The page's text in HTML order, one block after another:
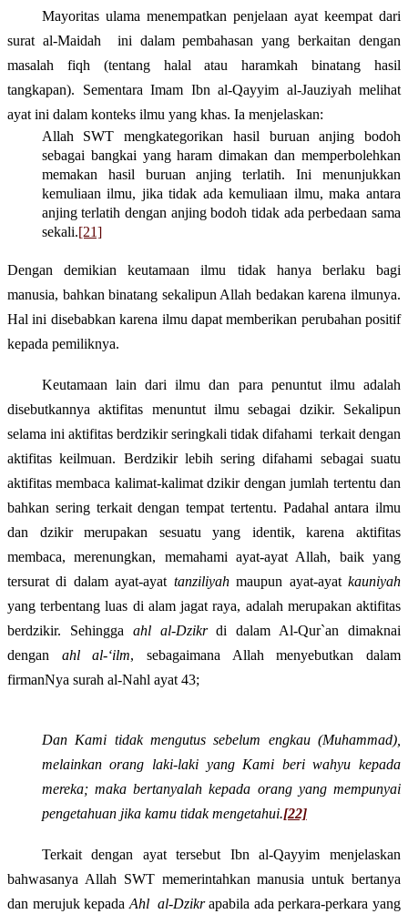
Mayoritas ulama menempatkan penjelaan ayat keempat dari
surat al-Maidah
ini dalam pembahasan yang berkaitan dengan
masalah fiqh (tentang halal atau haramkah binatang hasil
tangkapan). Sementara Imam Ibn al-Qayyim al-Jauziyah melihat
ayat ini dalam konteks ilmu yang khas. Ia menjelaskan:
Allah SWT mengkategorikan hasil buruan anjing bodoh
sebagai bangkai yang haram dimakan dan memperbolehkan
memakan hasil buruan anjing terlatih. Ini menunjukkan
kemuliaan ilmu, jika tidak ada kemuliaan ilmu, maka antara
anjing terlatih dengan anjing bodoh tidak ada perbedaan sama
sekali.[21]
Dengan demikian keutamaan ilmu tidak hanya berlaku bagi
manusia, bahkan binatang sekalipun Allah bedakan karena ilmunya.
Hal ini disebabkan karena ilmu dapat memberikan perubahan positif
kepada pemiliknya.
Keutamaan lain dari ilmu dan para penuntut ilmu adalah
disebutkannya aktifitas menuntut ilmu sebagai dzikir. Sekalipun
selama ini aktifitas berdzikir seringkali tidak difahami terkait dengan
aktifitas keilmuan. Berdzikir lebih sering difahami sebagai suatu
aktifitas membaca kalimat-kalimat dzikir dengan jumlah tertentu dan
bahkan sering terkait dengan tempat tertentu. Padahal antara ilmu
dan dzikir merupakan sesuatu yang identik, karena aktifitas
membaca, merenungkan, memahami ayat-ayat Allah, baik yang
tersurat di dalam ayat-ayat tanziliyahmaupun ayat-ayatkauniyah
yang terbentang luas di alam jagat raya, adalah merupakan aktifitas
berdzikir. Sehingga ahl al-Dzikrdi dalam Al-Qur`an dimaknai
dengan ahl al-‘ilm, sebagaimana Allah menyebutkan dalam
firmanNya surah al-Nahl ayat 43;
Dan Kami tidak mengutus sebelum engkau (Muhammad),
melainkan orang laki-laki yang Kami beri wahyu kepada
mereka; maka bertanyalah kepada orang yang mempunyai
pengetahuan jika kamu tidak mengetahui.[22]
Terkait dengan ayat tersebut Ibn al-Qayyim menjelaskan
bahwasanya Allah SWT memerintahkan manusia untuk bertanya
dan merujuk kepada Ahl al-Dzikrapabila ada perkara-perkara yang